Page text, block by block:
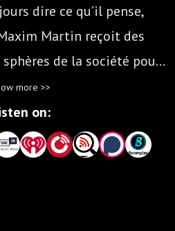
dire ce qu’il pense,
Martin reçoit des
de la société pour
et mieux comprendre le
vit. Sexe, sport, politique,
sa vie: tout est au
vous.
more >>
on: